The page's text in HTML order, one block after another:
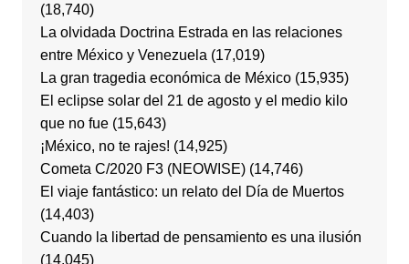
(18,740)
La olvidada Doctrina Estrada en las relaciones
entre México y Venezuela (17,019)
La gran tragedia económica de México (15,935)
El eclipse solar del 21 de agosto y el medio kilo
que no fue (15,643)
¡México, no te rajes! (14,925)
Cometa C/2020 F3 (NEOWISE) (14,746)
El viaje fantástico: un relato del Día de Muertos
(14,403)
Cuando la libertad de pensamiento es una ilusión
(14,045)